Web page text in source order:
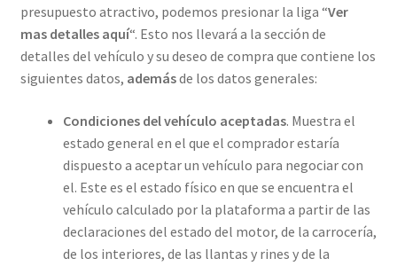
presupuesto atractivo, podemos presionar la liga “Ver
mas detalles aquí“. Esto nos llevará a la sección de
detalles del vehículo y su deseo de compra que contiene los
siguientes datos, ademásde los datos generales:
Condiciones del vehículo aceptadas. Muestra el
estado general en el que el comprador estaría
dispuesto a aceptar un vehículo para negociar con
el. Este es el estado físico en que se encuentra el
vehículo calculado por la plataforma a partir de las
declaraciones del estado del motor, de la carrocería,
de los interiores, de las llantas y rines y de la